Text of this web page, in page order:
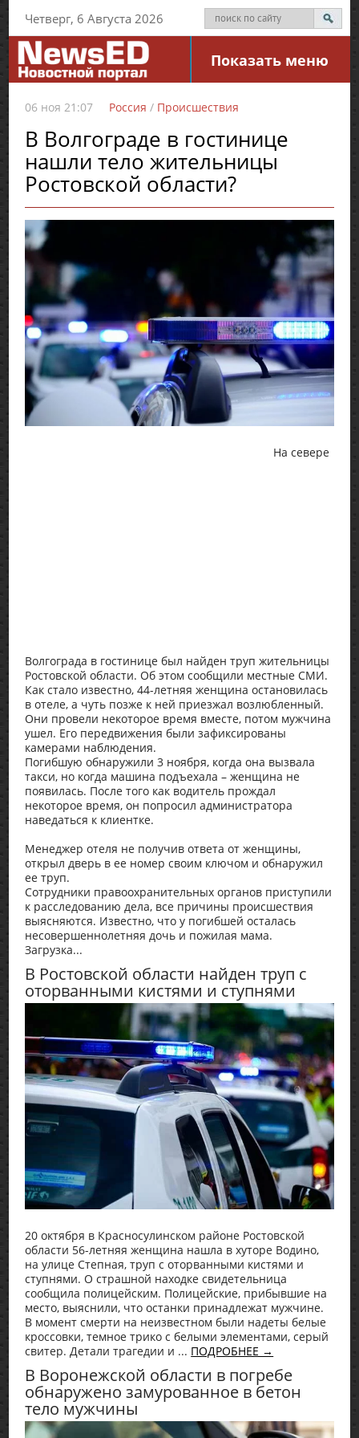
Четверг, 6 Августа 2026
Показать меню
06 ноя 21:07 Россия / Происшествия
В Волгограде в гостинице
нашли тело жительницы
Ростовской области?
На севере
Волгограда в гостинице был найден труп жительницы
Ростовской области. Об этом сообщили местные СМИ.
Как стало известно, 44-летняя женщина остановилась
в отеле, а чуть позже к ней приезжал возлюбленный.
Они провели некоторое время вместе, потом мужчина
ушел. Его передвижения были зафиксированы
камерами наблюдения.
Погибшую обнаружили 3 ноября, когда она вызвала
такси, но когда машина подъехала – женщина не
появилась. После того как водитель прождал
некоторое время, он попросил администратора
наведаться к клиентке.
Менеджер отеля не получив ответа от женщины,
открыл дверь в ее номер своим ключом и обнаружил
ее труп.
Сотрудники правоохранительных органов приступили
к расследованию дела, все причины происшествия
выясняются. Известно, что у погибшей осталась
несовершеннолетняя дочь и пожилая мама.
Загрузка...
В Ростовской области найден труп с
оторванными кистями и ступнями
20 октября в Красносулинском районе Ростовской
области 56-летняя женщина нашла в хуторе Водино,
на улице Степная, труп с оторванными кистями и
ступнями. О страшной находке свидетельница
сообщила полицейским. Полицейские, прибывшие на
место, выяснили, что останки принадлежат мужчине.
В момент смерти на неизвестном были надеты белые
кроссовки, темное трико с белыми элементами, серый
свитер. Детали трагедии и ... ПОДРОБНЕЕ →
В Воронежской области в погребе
обнаружено замурованное в бетон
тело мужчины